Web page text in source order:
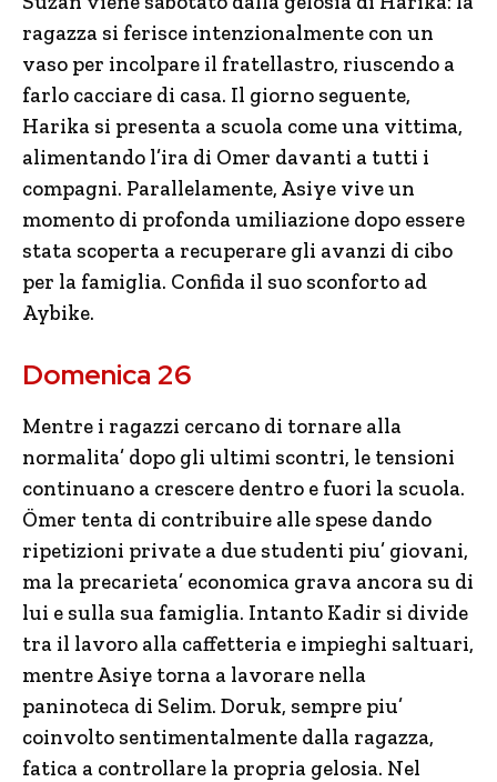
ragazza si ferisce intenzionalmente con un
vaso per incolpare il fratellastro, riuscendo a
farlo cacciare di casa. Il giorno seguente,
Harika si presenta a scuola come una vittima,
alimentando l’ira di Omer davanti a tutti i
compagni. Parallelamente, Asiye vive un
momento di profonda umiliazione dopo essere
stata scoperta a recuperare gli avanzi di cibo
per la famiglia. Confida il suo sconforto ad
Aybike.
Domenica 26
Mentre i ragazzi cercano di tornare alla
normalita’ dopo gli ultimi scontri, le tensioni
continuano a crescere dentro e fuori la scuola.
Ömer tenta di contribuire alle spese dando
ripetizioni private a due studenti piu’ giovani,
ma la precarieta’ economica grava ancora su di
lui e sulla sua famiglia. Intanto Kadir si divide
tra il lavoro alla caffetteria e impieghi saltuari,
mentre Asiye torna a lavorare nella
paninoteca di Selim. Doruk, sempre piu’
coinvolto sentimentalmente dalla ragazza,
fatica a controllare la propria gelosia. Nel